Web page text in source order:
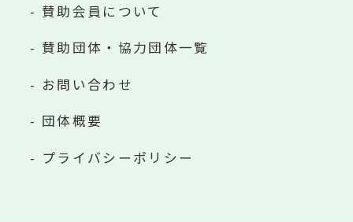
賛助会員について
賛助団体・協力団体一覧
お問い合わせ
団体概要
プライバシーポリシー